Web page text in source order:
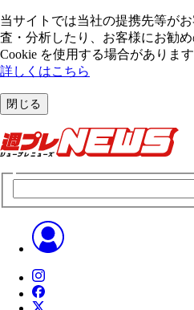
当サイトでは当社の提携先等が
査・分析したり、お客様にお勧
Cookie を使⽤する場合があります
詳しくはこちら
閉じる